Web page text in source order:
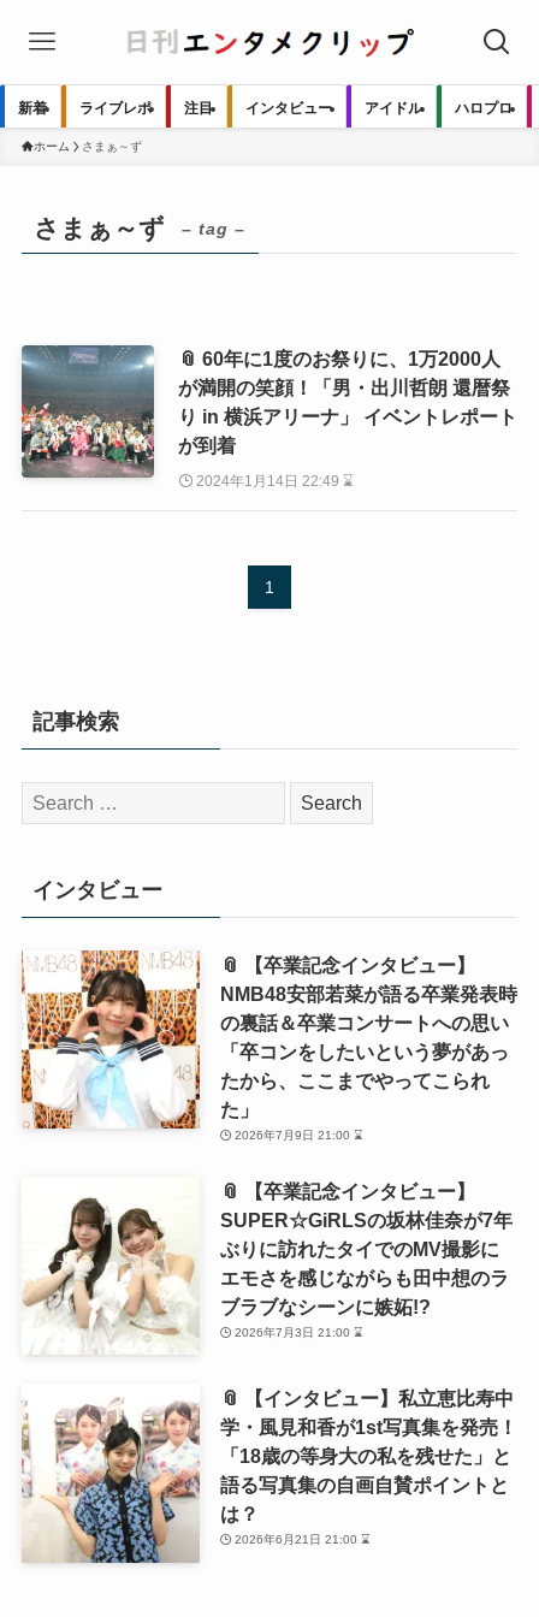
新着 ライブレポ 注目 インタビュー アイドル ハロプロ
ホーム さまぁ～ず
さまぁ～ず – tag –
📎 60年に1度のお祭りに、1万2000人
が満開の笑顔！「男・出川哲朗 還暦祭
り in 横浜アリーナ」 イベントレポート
が到着
2024年1月14日 22:49 ⌛
1
記事検索
検
索:
インタビュー
📎 【卒業記念インタビュー】
NMB48安部若菜が語る卒業発表時
の裏話＆卒業コンサートへの思い
「卒コンをしたいという夢があっ
たから、ここまでやってこられ
た」
2026年7月9日 21:00 ⌛
📎 【卒業記念インタビュー】
SUPER☆GiRLSの坂林佳奈が7年
ぶりに訪れたタイでのMV撮影に
エモさを感じながらも田中想のラ
ブラブなシーンに嫉妬!?
2026年7月3日 21:00 ⌛
📎 【インタビュー】私立恵比寿中
学・風見和香が1st写真集を発売！
「18歳の等身大の私を残せた」と
語る写真集の自画自賛ポイントと
は？
2026年6月21日 21:00 ⌛